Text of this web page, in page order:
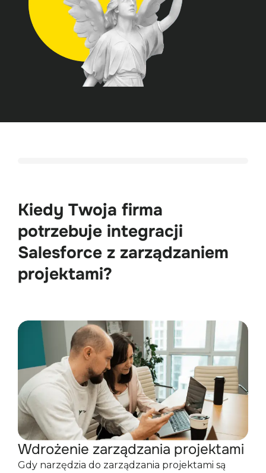
Kiedy Twoja firma
potrzebuje integracji
Salesforce z zarządzaniem
projektami?
Wdrożenie zarządzania projektami
Gdy narzędzia do zarządzania projektami są